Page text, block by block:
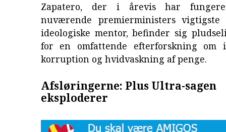
Zapatero, der i årevis har
nuværende premierministers
ideologiske mentor, befinder sig
for en omfattende efterforskning om
korruption og hvidvaskning af penge.
Afsløringerne: Plus Ultra-sagen
eksploderer